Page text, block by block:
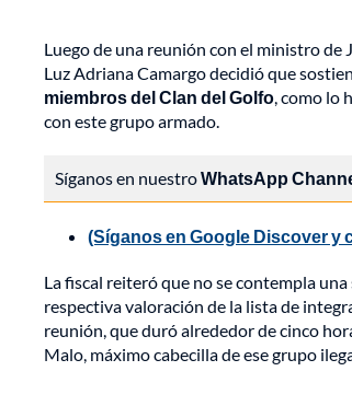
Luego de una reunión con el ministro de
Luz Adriana Camargo decidió que
miembros del Clan del Golfo, como lo
con este grupo armado.
Síganos en nuestroWhatsApp
(Síganos en Google Discover y
La fiscal reiteró que no se contempla
respectiva valoración de la lista de
reunión, que duró alrededor de cinco
Malo, máximo cabecilla de ese grupo